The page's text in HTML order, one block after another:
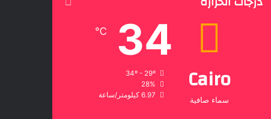
Cairo
سماء صافية
34
℃
28%
6.97 كيلومتر/ساعة